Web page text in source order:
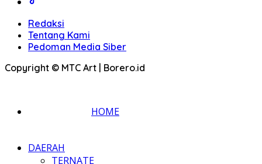
Redaksi
Tentang Kami
Pedoman Media Siber
Copyright © MTC Art | Borero.id
HOME
DAERAH
TERNATE